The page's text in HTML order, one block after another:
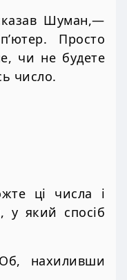
Шуман,—
Просто
чи не будете
число.
ці числа і
у який спосіб
нахиливши